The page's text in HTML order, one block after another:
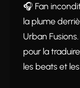
🎧 Fan
la plume
Urban
pour la
les beats et